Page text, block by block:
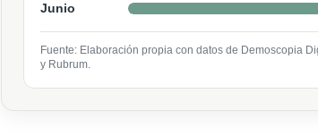
Junio
Fuente: Elaboración propia con datos de Demoscopia
y Rubrum.